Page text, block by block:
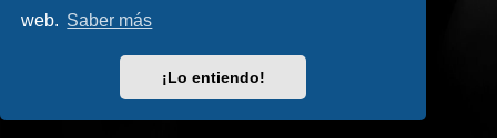
web. Saber más
¡Lo entiendo!